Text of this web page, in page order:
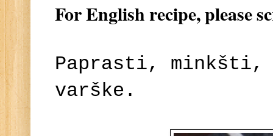
For English recipe, please
Paprasti,
varške.